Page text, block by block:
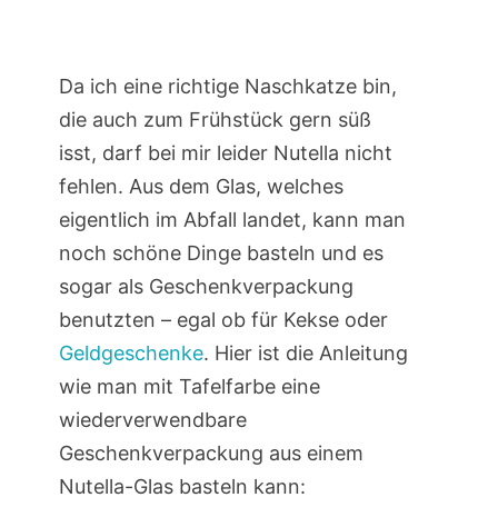
Da ich eine richtige Naschkatze bin,
die auch zum Frühstück gern süß
isst, darf bei mir leider Nutella nicht
fehlen. Aus dem Glas, welches
eigentlich im Abfall landet, kann man
noch schöne Dinge basteln und es
sogar als Geschenkverpackung
benutzten – egal ob für Kekse oder
Geldgeschenke. Hier ist die Anleitung
wie man mit Tafelfarbe eine
wiederverwendbare
Geschenkverpackung aus einem
Nutella-Glas basteln kann: